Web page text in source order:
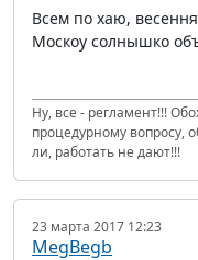
Всем по хаю,
Москоу солнышко
Ну, все - регламент!!!
процедурному вопросу,
ли, работать не дают!!!
23 марта 2017 12:23
MegBegb